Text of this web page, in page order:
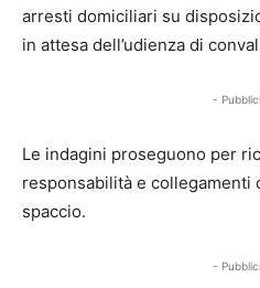
arresti domiciliari su
in attesa dell’udienza di
-
Le indagini proseguono per
responsabilità e collegamenti
spaccio.
-